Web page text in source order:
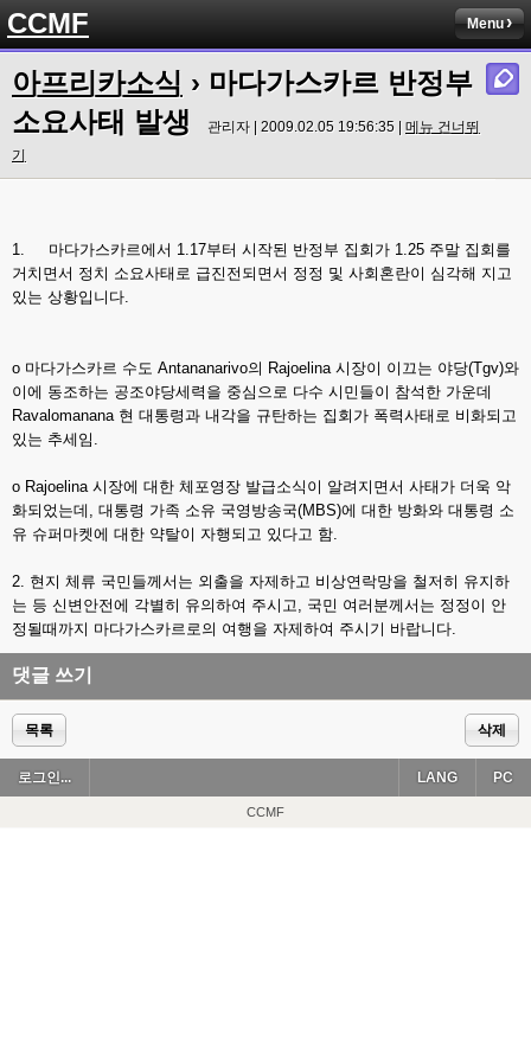
CCMF Menu
아프리카소식 › 마다가스카르 반정부
소요사태 발생
관리자 | 2009.02.05 19:56:35 | 메뉴 건너뛰
기
1. 마다가스카르에서 1.17부터 시작된 반정부 집회가 1.25 주말 집회를
거치면서 정치 소요사태로 급진전되면서 정정 및 사회혼란이 심각해 지고
있는 상황입니다.
o 마다가스카르 수도 Antananarivo의 Rajoelina 시장이 이끄는 야당(Tgv)와
이에 동조하는 공조야당세력을 중심으로 다수 시민들이 참석한 가운데
Ravalomanana 현 대통령과 내각을 규탄하는 집회가 폭력사태로 비화되고
있는 추세임.
o Rajoelina 시장에 대한 체포영장 발급소식이 알려지면서 사태가 더욱 악
화되었는데, 대통령 가족 소유 국영방송국(MBS)에 대한 방화와 대통령 소
유 슈퍼마켓에 대한 약탈이 자행되고 있다고 함.
2. 현지 체류 국민들께서는 외출을 자제하고 비상연락망을 철저히 유지하
는 등 신변안전에 각별히 유의하여 주시고, 국민 여러분께서는 정정이 안
정될때까지 마다가스카르로의 여행을 자제하여 주시기 바랍니다.
댓글 쓰기
목록 삭제
로그인... PC
LANG
CCMF